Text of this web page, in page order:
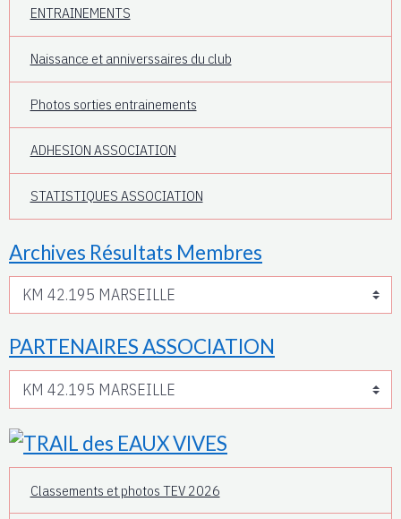
ENTRAINEMENTS
Naissance et anniverssaires du club
Photos sorties entrainements
ADHESION ASSOCIATION
STATISTIQUES ASSOCIATION
Archives Résultats Membres
PARTENAIRES ASSOCIATION
Classements et photos TEV 2026